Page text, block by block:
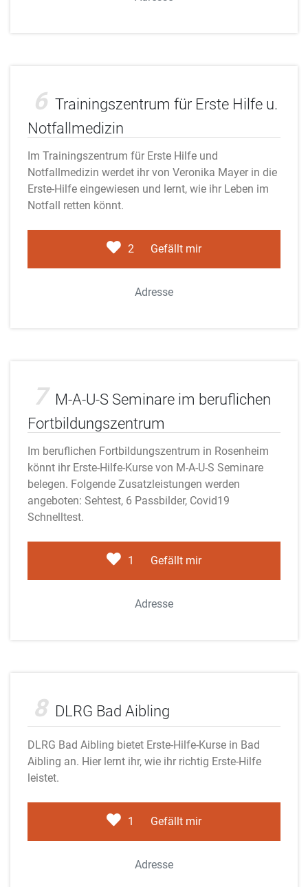
6 Trainingszentrum für Erste Hilfe u.
Notfallmedizin
Im Trainingszentrum für Erste Hilfe und
Notfallmedizin werdet ihr von Veronika Mayer in die
Erste-Hilfe eingewiesen und lernt, wie ihr Leben im
Notfall retten könnt.
2 Gefällt mir
Adresse
7 M-A-U-S Seminare im beruflichen
Fortbildungszentrum
Im beruflichen Fortbildungszentrum in Rosenheim
könnt ihr Erste-Hilfe-Kurse von M-A-U-S Seminare
belegen. Folgende Zusatzleistungen werden
angeboten: Sehtest, 6 Passbilder, Covid19
Schnelltest.
1 Gefällt mir
Adresse
8 DLRG Bad Aibling
DLRG Bad Aibling bietet Erste-Hilfe-Kurse in Bad
Aibling an. Hier lernt ihr, wie ihr richtig Erste-Hilfe
leistet.
1 Gefällt mir
Adresse